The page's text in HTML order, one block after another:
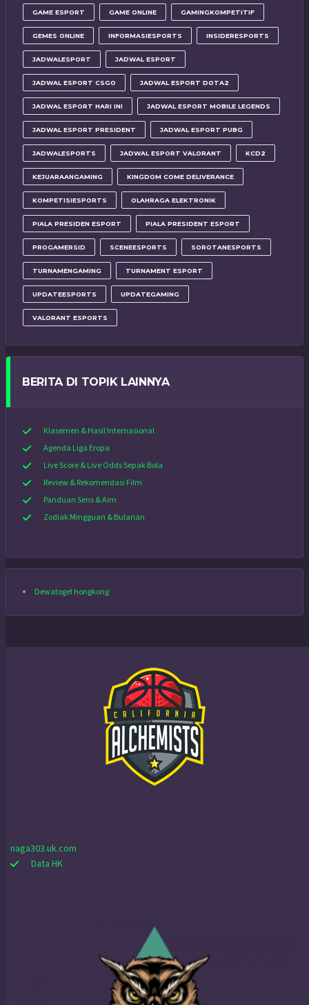
GAME ESPORT GAME ONLINE GAMINGKOMPETITIF
GEMES ONLINE INFORMASIESPORTS INSIDERESPORTS
JADWALESPORT JADWAL ESPORT
JADWAL ESPORT CSGO JADWAL ESPORT DOTA2
JADWAL ESPORT HARI INI JADWAL ESPORT MOBILE LEGENDS
JADWAL ESPORT PRESIDENT JADWAL ESPORT PUBG
JADWALESPORTS JADWAL ESPORT VALORANT KCD2
KEJUARAANGAMING KINGDOM COME DELIVERANCE
KOMPETISIESPORTS OLAHRAGA ELEKTRONIK
PIALA PRESIDEN ESPORT PIALA PRESIDENT ESPORT
PROGAMERSID SCENEESPORTS SOROTANESPORTS
TURNAMENGAMING TURNAMENT ESPORT
UPDATEESPORTS UPDATEGAMING
VALORANT ESPORTS
BERITA DI TOPIK LAINNYA
Klasemen & Hasil Internasional
Agenda Liga Eropa
Live Score & Live Odds Sepak Bola
Review & Rekomendasi Film
Panduan Sens & Aim
Zodiak Mingguan & Bulanan
Dewatogel hongkong
naga303.uk.com
Data HK